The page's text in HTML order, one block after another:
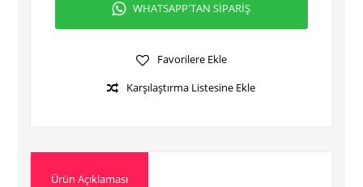
WHATSAPP'TAN SİPARİŞ
Favorilere Ekle
Karşılaştırma Listesine Ekle
Ürün Açıklaması